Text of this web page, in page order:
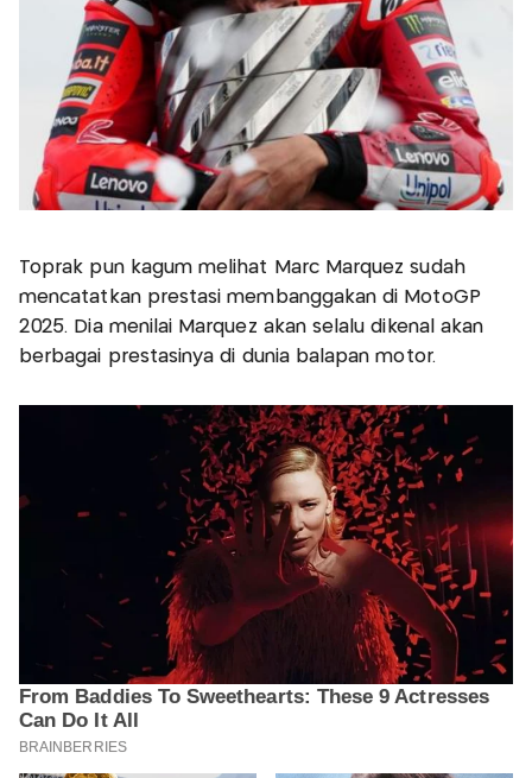
Toprak pun kagum melihat Marc Marquez sudah
mencatatkan prestasi membanggakan di MotoGP
2025. Dia menilai Marquez akan selalu dikenal akan
berbagai prestasinya di dunia balapan motor.